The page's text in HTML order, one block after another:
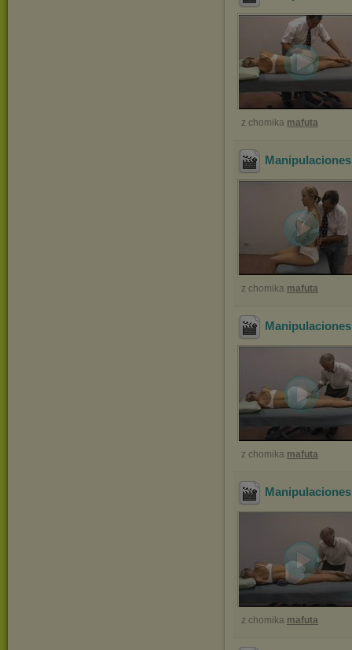
z chomika mafuta
z chomika mafuta
z chomika mafuta
z chomika mafuta